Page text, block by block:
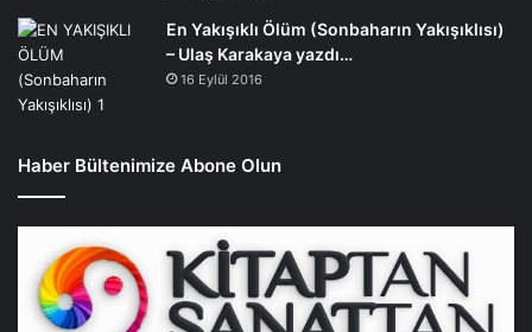
En Yakışıklı Ölüm (Sonbaharın Yakışıklısı)
– Ulaş Karakaya yazdı…
16 Eylül 2016
Haber Bültenimize Abone Olun